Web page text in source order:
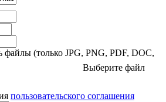
(только JPG, PNG, PDF, DOC,
Выберите файл
пользовательского соглашения